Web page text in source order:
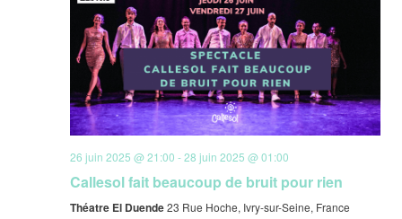
26 juin 2025 @ 21:00 -28 juin 2025 @ 01:00
Callesol fait beaucoup de bruit pour rien
Théatre El Duende23 Rue Hoche, Ivry-sur-Seine, France